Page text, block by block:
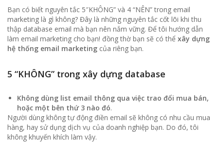
Bạn có biết nguyên tắc 5″KHÔNG” và 4 “NÊN” trong email
marketing là gì không? Đây là những nguyên tắc cốt lõi khi thu
thập database email mà bạn nên nắm vững. Để tôi hướng dẫn
làm email marketing cho bạn! đồng thờ bạn sẽ có thể xây dựng
hệ thống email marketing của riêng bạn.
5 “KHÔNG” trong xây dựng database
Không dùng list email thông qua việc trao đổi mua bán,
hoặc một bên thứ 3 nào đó.
Người dùng không tự động điền email sẽ không có nhu cầu mua
hàng, hay sử dụng dịch vụ của doanh nghiệp bạn. Do đó, tôi
không khuyến khích làm vậy.